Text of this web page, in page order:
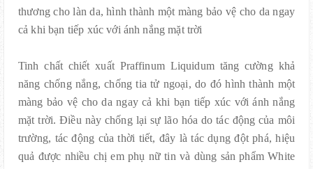
thương cho làn da, hình thành một màng bảo vệ cho da ngay
cả khi bạn tiếp xúc với ánh nắng mặt trời
Tinh chất chiết xuất Praffinum Liquidum tăng cường khả
năng chống nắng, chống tia tử ngoại, do đó hình thành một
màng bảo vệ cho da ngay cả khi bạn tiếp xúc với ánh nắng
mặt trời. Điều này chống lại sự lão hóa do tác động của môi
trường, tác động của thời tiết, đây là tác dụng đột phá, hiệu
quả được nhiều chị em phụ nữ tin và dùng sản phẩm White